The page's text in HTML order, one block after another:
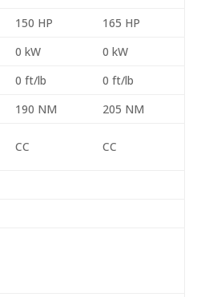
150 HP
165 HP
0 kW
0 kW
0 ft/lb
0 ft/lb
190 NM
205 NM
CC CC